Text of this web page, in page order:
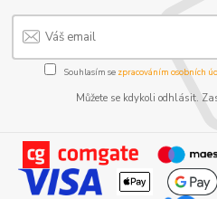
Souhlasím se zpracováním osobních
Můžete se kdykoli odhlásit.